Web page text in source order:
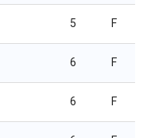
5 F
6 F
6 F